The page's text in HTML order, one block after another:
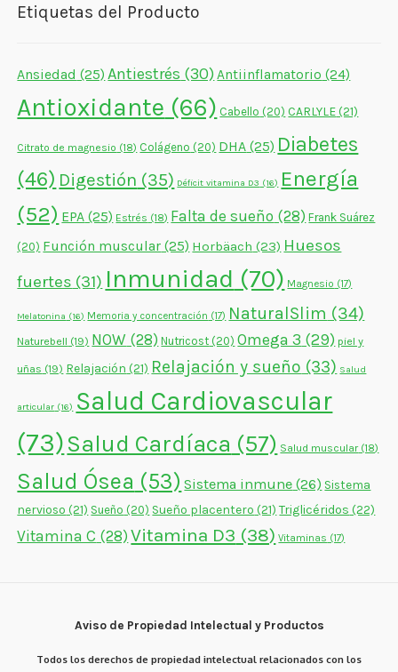
Etiquetas del Producto
Ansiedad (25) Antiestrés (30)Antiinflamatorio (24)
Antioxidante (66) Cabello (20) CARLYLE(21)
Citrato de magnesio (18) Colágeno (20) DHA (25) Diabetes
(46) Digestión (35) Déficit vitamina D3 (16) Energía
(52) EPA (25) Estrés (18) Falta de sueño (28) Frank Suárez
(20) Función muscular (25) Horbäach (23) Huesos
fuertes (31) Inmunidad (70) Magnesio (17)
Melatonina (16) Memoria y concentración (17) NaturalSlim (34)
Naturebell (19) NOW (28) Nutricost (20) Omega 3 (29) piel y
uñas (19) Relajación (21) Relajación y sueño (33) Salud
articular (16) Salud Cardiovascular
(73)Salud Cardíaca (57) Salud muscular(18)
Salud Ósea (53) Sistema inmune (26) Sistema
nervioso (21) Sueño (20) Sueño placentero (21) Triglicéridos (22)
Vitamina C (28) Vitamina D3 (38) Vitaminas (17)
Aviso de Propiedad Intelectual y Productos
Todos los derechos de propiedad intelectual relacionados con los